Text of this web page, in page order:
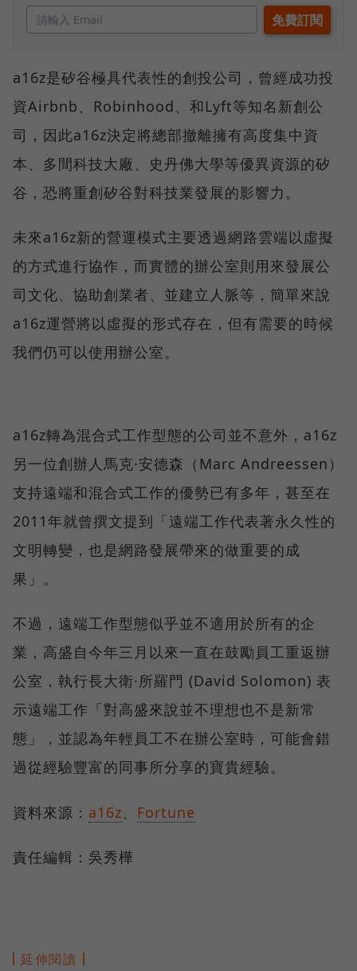
a16z是矽谷極具代表性的創投公司，曾經成功投
資Airbnb、Robinhood、和Lyft等知名新創公
司，因此a16z決定將總部撤離擁有高度集中資
本、多間科技大廠、史丹佛大學等優異資源的矽
谷，恐將重創矽谷對科技業發展的影響力。
未來a16z新的營運模式主要透過網路雲端以虛擬
的方式進行協作，而實體的辦公室則用來發展公
司文化、協助創業者、並建立人脈等，簡單來說
a16z運營將以虛擬的形式存在，但有需要的時候
我們仍可以使用辦公室。
a16z轉為混合式工作型態的公司並不意外，a16z
另一位創辦人馬克·安德森（Marc Andreessen）
支持遠端和混合式工作的優勢已有多年，甚至在
2011年就曾撰文提到「遠端工作代表著永久性的
文明轉變，也是網路發展帶來的做重要的成
果」。
不過，遠端工作型態似乎並不適用於所有的企
業，高盛自今年三月以來一直在鼓勵員工重返辦
公室，執行長大衛·所羅門 (David Solomon) 表
示遠端工作「對高盛來說並不理想也不是新常
態」，並認為年輕員工不在辦公室時，可能會錯
過從經驗豐富的同事所分享的寶貴經驗。
資料來源： a16z、 Fortune
責任編輯：吳秀樺
延伸閱讀